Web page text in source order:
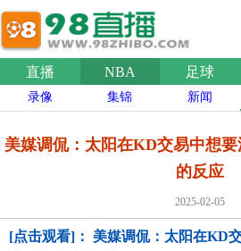
直播 NBA 足球
录像 集锦 新闻
美媒调侃：太阳在KD交易中想
的反应
2025-02-05
[点击观看]： 美媒调侃：太阳在KD